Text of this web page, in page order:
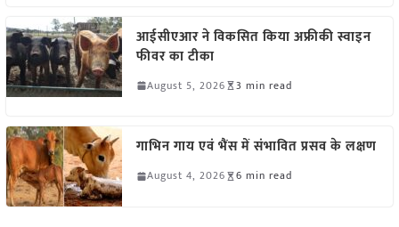
आईसीएआर ने विकसित किया अफ्रीकी स्वाइन
फीवर का टीका
August 5, 2026 3 min read
गाभिन गाय एवं भैंस में संभावित प्रसव के लक्षण
August 4, 2026 6 min read